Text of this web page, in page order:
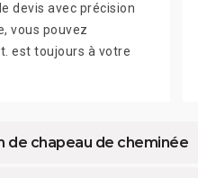
devis avec précision
vous pouvez
est toujours à votre
de chapeau de cheminée